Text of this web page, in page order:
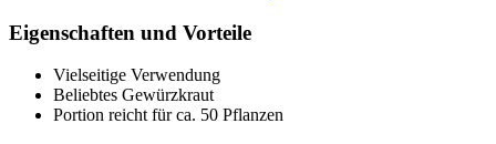
Eigenschaften und Vorteile
Vielseitige Verwendung
Beliebtes Gewürzkraut
Portion reicht für ca. 50 Pflanzen